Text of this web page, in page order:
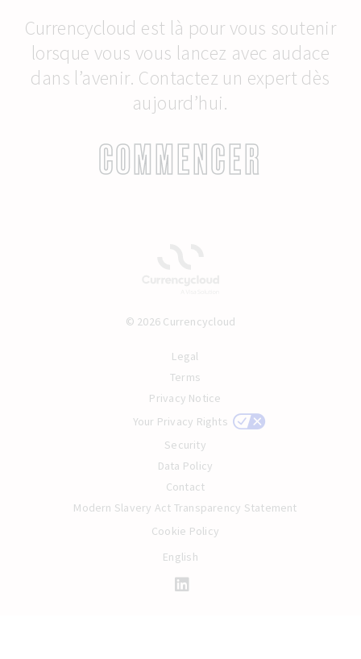
Currencycloud est là pour vous soutenir
lorsque vous vous lancez avec audace
dans l’avenir. Contactez un expert dès
aujourd’hui.
COMMENCER
© 2026 Currencycloud
Legal
Terms
Privacy Notice
Your Privacy Rights
Security
Data Policy
Contact
Modern Slavery Act Transparency Statement
Cookie Policy
English